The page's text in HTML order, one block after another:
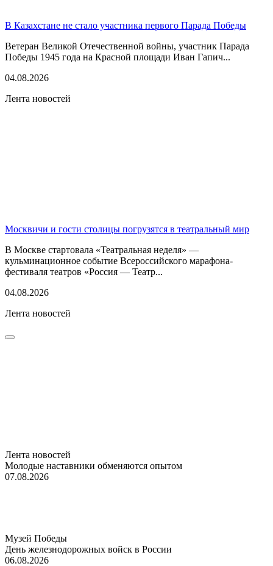
В Казахстане не стало участника первого Парада Победы
Ветеран Великой Отечественной войны, участник Парада
Победы 1945 года на Красной площади Иван Гапич...
04.08.2026
Лента новостей
Москвичи и гости столицы погрузятся в театральный мир
В Москве стартовала «Театральная неделя» —
кульминационное событие Всероссийского марафона-
фестиваля театров «Россия — Театр...
04.08.2026
Лента новостей
Лента новостей
Молодые наставники обменяются опытом
07.08.2026
Музей Победы
День железнодорожных войск в России
06.08.2026